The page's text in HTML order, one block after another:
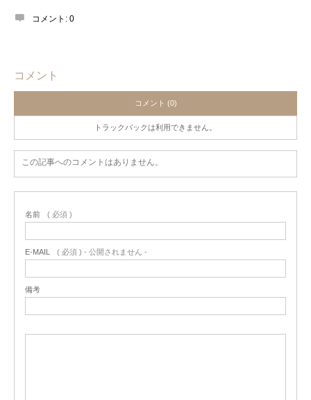
コメント: 0
コメント
コメント (0)
トラックバックは利用できません。
この記事へのコメントはありません。
名前 ( 必須 )
E-MAIL ( 必須 ) - 公開されません -
備考